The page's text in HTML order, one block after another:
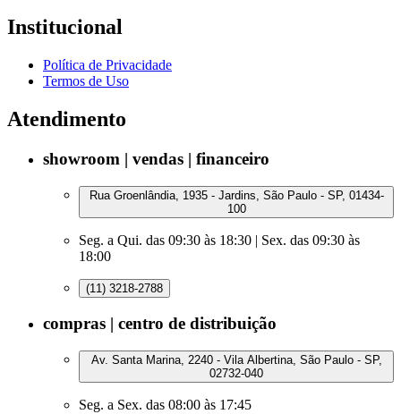
Institucional
Política de Privacidade
Termos de Uso
Atendimento
showroom | vendas | financeiro
Rua Groenlândia, 1935 - Jardins, São Paulo - SP, 01434-
100
Seg. a Qui. das 09:30 às 18:30 | Sex. das 09:30 às
18:00
(11) 3218-2788
compras | centro de distribuição
Av. Santa Marina, 2240 - Vila Albertina, São Paulo - SP,
02732-040
Seg. a Sex. das 08:00 às 17:45